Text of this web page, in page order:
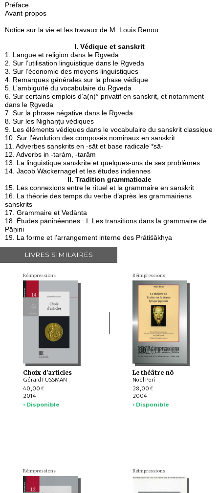
Préface
Avant-propos
Notice sur la vie et les travaux de M. Louis Renou
I. Védique et sanskrit
1. Langue et religion dans le Ṛgveda
2. Sur l’utilisation linguistique dans le Ṛgveda
3. Sur l’économie des moyens linguistiques
4. Remarques générales sur la phase védique
5. L’ambiguïté du vocabulaire du Ṛgveda
6. Sur certains emplois d’a(n)° privatif en sanskrit, et notamment
dans le Ṛgveda
7. Sur la phrase négative dans le Ṛgveda
8. Sur les Nighaṇṭu védiques
9. Les éléments védiques dans le vocabulaire du sanskrit classique
10. Sur l’évolution des composés nominaux en sanskrit
11. Adverbes sanskrits en -sāt et base radicale *sā-
12. Adverbs in -tarám, -tarām
13. La linguistique sanskrite et quelques-uns de ses problèmes
14. Jacob Wackernagel et les études indiennes
II. Tradition grammaticale
15. Les connexions entre le rituel et la grammaire en sanskrit
16. La théorie des temps du verbe d’après les grammairiens
sanskrits
17. Grammaire et Vedānta
18. Études pāṇinéennes : I. Les transitions dans la grammaire de
Pāṇini
19. La forme et l’arrangement interne des Prātiśākhya
LIVRES SIMILAIRES
Réimpressions
Choix d'articles
Gérard FUSSMAN
40,00 €
2014
• Disponible
Réimpressions
Le théâtre nō
Noël Peri
28,00 €
2004
• Disponible
Réimpressions Réimpressions